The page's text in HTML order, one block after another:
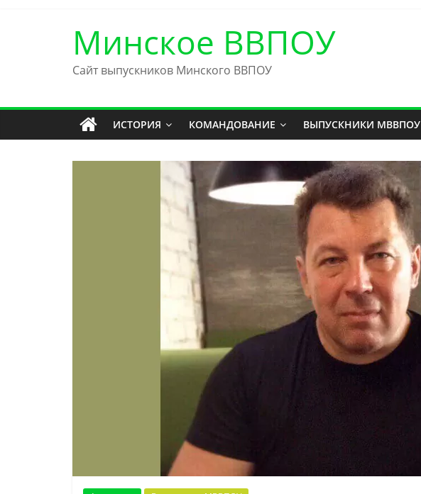
Минское ВВПОУ
Сайт выпускников Минского ВВПОУ
ИСТОРИЯ КОМАНДОВАНИЕ ВЫПУСКНИКИ МВВПОУ